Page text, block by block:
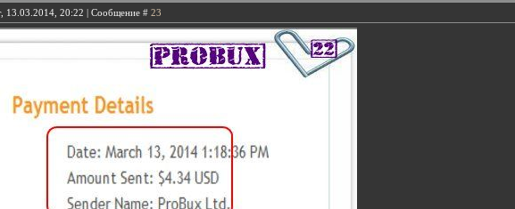
13.03.2014, 20:22 | Сообщение # 23